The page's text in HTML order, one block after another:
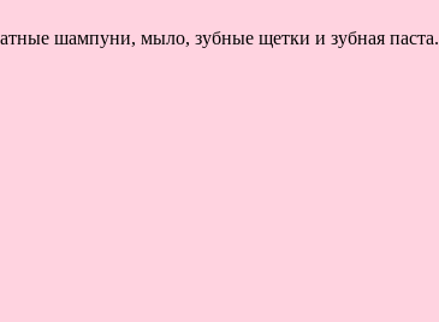
шампуни, мыло, зубные щетки и зубная